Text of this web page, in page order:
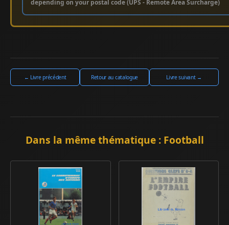
depending on your postal code (UPS - Remote Area Surcharge)
← Livre précédent Retour au catalogue Livre suivant →
Dans la même thématique : Football